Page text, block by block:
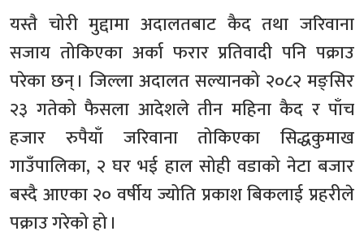
यस्तै चोरी मुद्दामा अदालतबाट कैद तथा जरिवाना
सजाय तोकिएका अर्का फरार प्रतिवादी पनि पक्राउ
परेका छन् । जिल्ला अदालत सल्यानको २०८२ मङ्सिर
२३ गतेको फैसला आदेशले तीन महिना कैद र पाँच
हजार रुपैयाँ जरिवाना तोकिएका सिद्धकुमाख
गाउँपालिका, २ घर भई हाल सोही वडाको नेटा बजार
बस्दै आएका २० वर्षीय ज्योति प्रकाश बिकलाई प्रहरीले
पक्राउ गरेको हो ।